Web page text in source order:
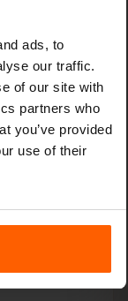
ads, to
our traffic.
of our site with
partners who
you’ve provided
use of their